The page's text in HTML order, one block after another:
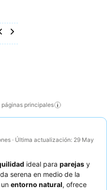
páginas principales
· Última actualización: 29 May
ideal para parejas y
serena en medio de la
entorno natural, ofrece